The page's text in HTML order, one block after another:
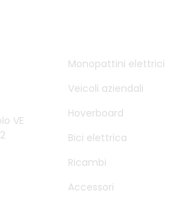
VE
Monopattini elettrici
Veicoli aziendali
Hoverboard
Bici elettrica
Ricambi
Accessori